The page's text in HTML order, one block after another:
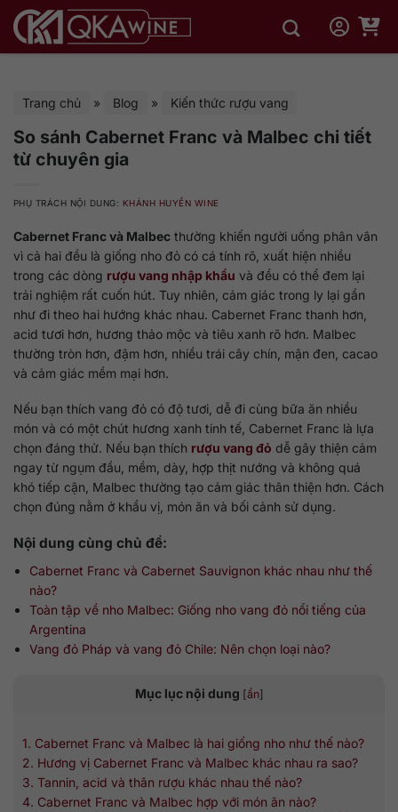
qua
Trang chủ » Blog » Kiến thức rượu vang
So sánh Cabernet Franc và Malbec chi tiết
từ chuyên gia
PHỤ TRÁCH NỘI DUNG: KHÁNH HUYỀN WINE
Cabernet Franc và Malbec thường khiến người uống phân vân
vì cả hai đều là giống nho đỏ có cá tính rõ, xuất hiện nhiều
trong các dòng rượu vang nhập khẩu và đều có thể đem lại
trải nghiệm rất cuốn hút. Tuy nhiên, cảm giác trong ly lại gần
như đi theo hai hướng khác nhau. Cabernet Franc thanh hơn,
acid tươi hơn, hương thảo mộc và tiêu xanh rõ hơn. Malbec
thường tròn hơn, đậm hơn, nhiều trái cây chín, mận đen, cacao
và cảm giác mềm mại hơn.
Nếu bạn thích vang đỏ có độ tươi, dễ đi cùng bữa ăn nhiều
món và có một chút hương xanh tinh tế, Cabernet Franc là lựa
chọn đáng thử. Nếu bạn thích rượu vang đỏ dễ gây thiện cảm
ngay từ ngụm đầu, mềm, dày, hợp thịt nướng và không quá
khó tiếp cận, Malbec thường tạo cảm giác thân thiện hơn. Cách
chọn đúng nằm ở khẩu vị, món ăn và bối cảnh sử dụng.
Nội dung cùng chủ đề:
Cabernet Franc và Cabernet Sauvignon khác nhau như thế
nào?
Toàn tập về nho Malbec: Giống nho vang đỏ nổi tiếng của
Argentina
Vang đỏ Pháp và vang đỏ Chile: Nên chọn loại nào?
Mục lục nội dung [ẩn]
1. Cabernet Franc và Malbec là hai giống nho như thế nào?
2. Hương vị Cabernet Franc và Malbec khác nhau ra sao?
3. Tannin, acid và thân rượu khác nhau thế nào?
4. Cabernet Franc và Malbec hợp với món ăn nào?